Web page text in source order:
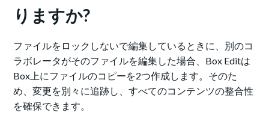
りますか?
ファイルをロックしないで編集しているときに、別のコ
ラボレータがそのファイルを編集した場合、Box Editは
Box上にファイルのコピーを2つ作成します。そのた
め、変更を別々に追跡し、すべてのコンテンツの整合性
を確保できます。